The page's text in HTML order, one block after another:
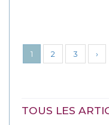
1 2 3 ›
TOUS LES